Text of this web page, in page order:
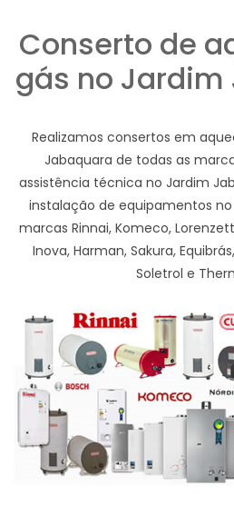
Conserto de
gás no
Realizamos consertos em
Jabaquara de todas as
assistência técnica no Jardim
instalação de equipamentos
marcas Rinnai, Komeco,
Inova, Harman, Sakura,
Soletrol e